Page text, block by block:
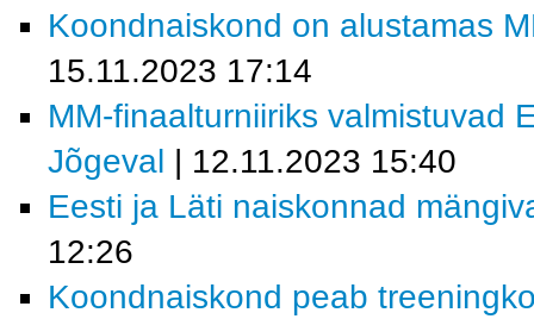
Koondnaiskond on alustamas
15.11.2023 17:14
MM-finaalturniiriks valmistuvad
Jõgeval | 12.11.2023 15:40
Eesti ja Läti naiskonnad
12:26
Koondnaiskond peab